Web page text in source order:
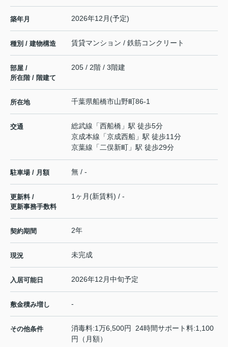
築年月 2026年12月(予定)
種別 / 建物構造 賃貸マンション / 鉄筋コンクリート
部屋 /
所在階 / 階建て
205 / 2階 / 3階建
所在地 千葉県船橋市山野町86-1
交通 総武線 「西船橋 」駅 徒歩5分
京成本線 「京成西船 」駅 徒歩11分
京葉線 「 二俣新町 」駅 徒歩29分
駐車場 / 月額 無 / -
更新料 /
更新事務手数料
1ヶ月(新賃料) / -
契約期間 2年
現況 未完成
入居可能日 2026年12月中旬予定
敷金積み増し -
その他条件
消毒料:1万6,500円 24時間サポート料:1,100
円（月額）